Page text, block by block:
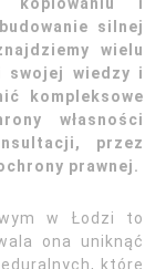
silnej
wielu
swojej wiedzy i
kompleksowe
własności
przez
prawnej.
w Łodzi to
ona uniknąć
które